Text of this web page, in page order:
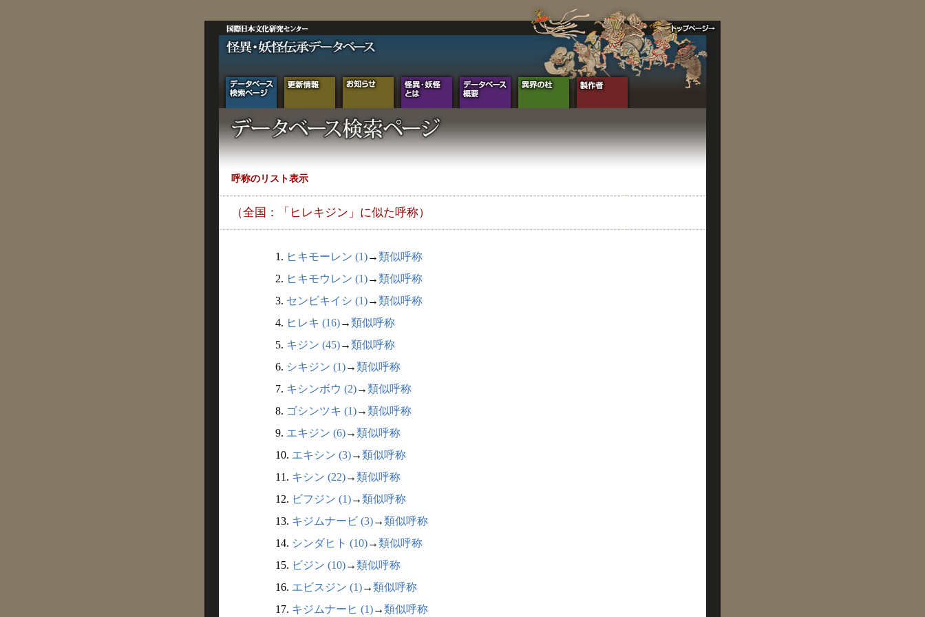
呼称のリスト表示
（全国：「ヒレキジン」に似た呼称）
1. ヒキモーレン (1)→類似呼称
2. ヒキモウレン (1)→類似呼称
3. センビキイシ (1)→類似呼称
4. ヒレキ (16)→類似呼称
5. キジン (45)→類似呼称
6. シキジン (1)→類似呼称
7. キシンボウ (2)→類似呼称
8. ゴシンツキ (1)→類似呼称
9. エキジン (6)→類似呼称
10. エキシン (3)→類似呼称
11. キシン (22)→類似呼称
12. ビフジン (1)→類似呼称
13. キジムナービ (3)→類似呼称
14. シンダヒト (10)→類似呼称
15. ビジン (10)→類似呼称
16. エビスジン (1)→類似呼称
17. キジムナーヒ (1)→類似呼称